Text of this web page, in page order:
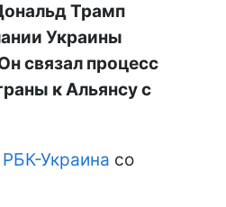
Трамп
Украины
связал процесс
к Альянсу с
РБК-Украина со